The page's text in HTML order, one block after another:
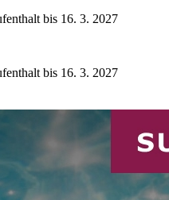
bis 16. 3. 2027
bis 16. 3. 2027